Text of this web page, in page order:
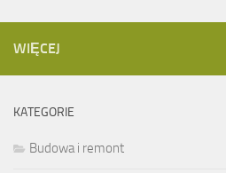
WIĘCEJ
KATEGORIE
Budowa i remont